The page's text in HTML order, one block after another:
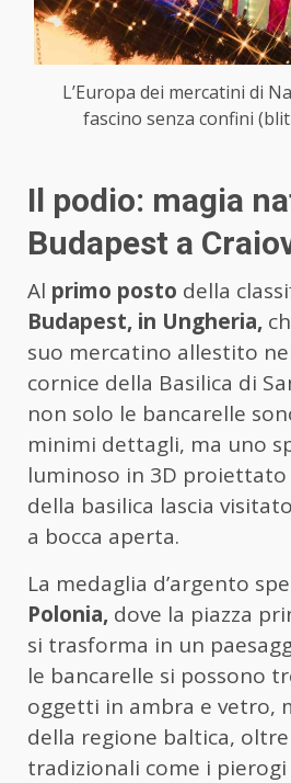
L’Europa dei mercatini di
fascino senza confini
Il podio: magia
Budapest a
Al primo posto della
Budapest, in Ungheria,
suo mercatino allestito
cornice della Basilica di
non solo le bancarelle
minimi dettagli, ma uno
luminoso in 3D proiettato
della basilica lascia
a bocca aperta.
La medaglia d’argento
Polonia, dove la piazza
si trasforma in un
le bancarelle si possono
oggetti in ambra e vetro,
della regione baltica,
tradizionali come i